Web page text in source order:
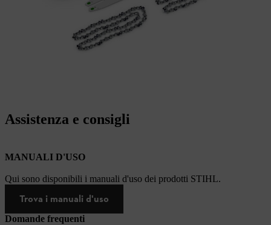
Assistenza e consigli
MANUALI D'USO
Qui sono disponibili i manuali d'uso dei prodotti STIHL.
Trova i manuali d'uso
Domande frequenti